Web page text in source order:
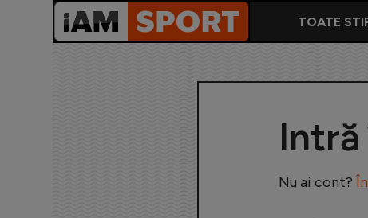
TOATE
Nu ai cont?